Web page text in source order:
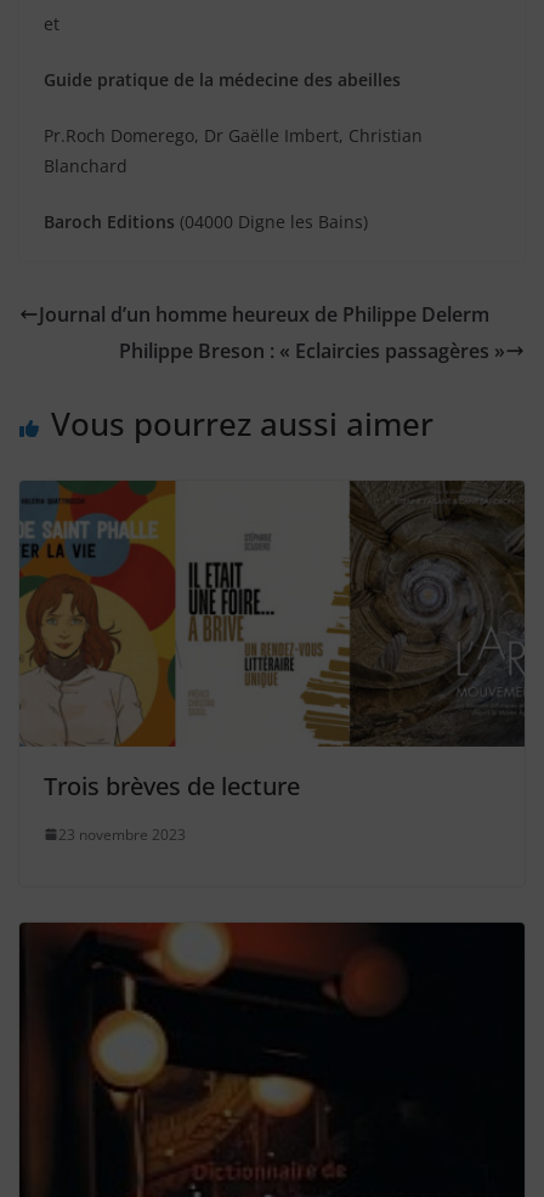
et
Guide pratique de la médecine des abeilles
Pr.Roch Domerego, Dr Gaëlle Imbert, Christian
Blanchard
Baroch Editions (04000 Digne les Bains)
Journal d’un homme heureux de Philippe Delerm
Philippe Breson : « Eclaircies passagères »
Vous pourrez aussi aimer
Trois brèves de lecture
23 novembre 2023